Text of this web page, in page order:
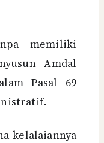
memiliki
Amdal
Pasal 69
kelalaiannya